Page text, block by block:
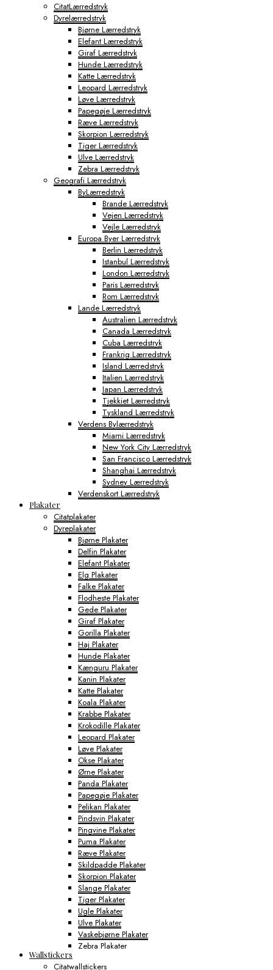
Japan Fototapeter
Kenya Fototapeter
Tyskland Fototapeter
Verdens Byfototapeter
Boston Fototapeter
Chicago Fototapeter
Los Angeles Fototapeter
Miami Fototapeter
New York City Fototapeter
Philadelphia Fototapeter
San Francisco Fototapeter
Shanghai Fototapeter
Sydney Fototapeter
Tokyo Fototapeter
Verdenskort Fototapeter
CitatLærredstryk
Dyrelærredstryk
Bjørne Lærredstryk
Elefant Lærredstryk
Giraf Lærredstryk
Hunde Lærredstryk
Katte Lærredstryk
Leopard Lærredstryk
Løve Lærredstryk
Papegøje Lærredstryk
Ræve Lærredstryk
Skorpion Lærredstryk
Tiger Lærredstryk
Ulve Lærredstryk
Zebra Lærredstryk
Geografi Lærredstryk
ByLærredstryk
Brande Lærredstryk
Vejen Lærredstryk
Vejle Lærredstryk
Europa Byer Lærredstryk
Berlin Lærredstryk
Istanbul Lærredstryk
London Lærredstryk
Paris Lærredstryk
Rom Lærredstryk
Lande Lærredstryk
Australien Lærredstryk
Canada Lærredstryk
Cuba Lærredstryk
Frankrig Lærredstryk
Island Lærredstryk
Italien Lærredstryk
Japan Lærredstryk
Tjekkiet Lærredstryk
Tyskland Lærredstryk
Verdens Bylærredstryk
Miami Lærredstryk
New York City Lærredstryk
San Francisco Lærredstryk
Shanghai Lærredstryk
Sydney Lærredstryk
Verdenskort Lærredstryk
Plakater
Citatplakater
Dyreplakater
Bjørne Plakater
Delfin Plakater
Elefant Plakater
Elg Plakater
Falke Plakater
Flodheste Plakater
Gede Plakater
Giraf Plakater
Gorilla Plakater
Haj Plakater
Hunde Plakater
Kænguru Plakater
Kanin Plakater
Katte Plakater
Koala Plakater
Krabbe Plakater
Krokodille Plakater
Leopard Plakater
Løve Plakater
Okse Plakater
Ørne Plakater
Panda Plakater
Papegøje Plakater
Pelikan Plakater
Pindsvin Plakater
Pingvine Plakater
Puma Plakater
Ræve Plakater
Skildpadde Plakater
Skorpion Plakater
Slange Plakater
Tiger Plakater
Ugle Plakater
Ulve Plakater
Vaskebjørne Plakater
Zebra Plakater
Gamerplakater
Wallstickers
Citatwallstickers